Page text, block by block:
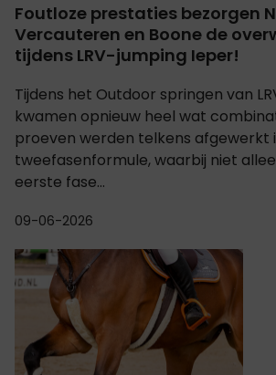
Foutloze prestaties bezorgen
Vercauteren en Boone de
tijdens LRV-jumping Ieper!
Tijdens het Outdoor springen van
kwamen opnieuw heel wat
proeven werden telkens afgewerkt
tweefasenformule, waarbij niet
eerste fase...
09-06-2026